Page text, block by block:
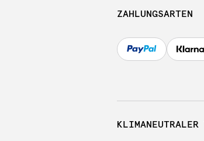
ZAHLUNGSARTEN
KLIMANEUTRALER